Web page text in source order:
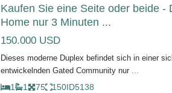
Kaufen Sie eine Seite oder beide -
Home nur 3 Minuten ...
150.000 USD
Dieses moderne Duplex befindet sich in einer
entwickelnden Gated Community nur ...
1 1 75 150ID5138